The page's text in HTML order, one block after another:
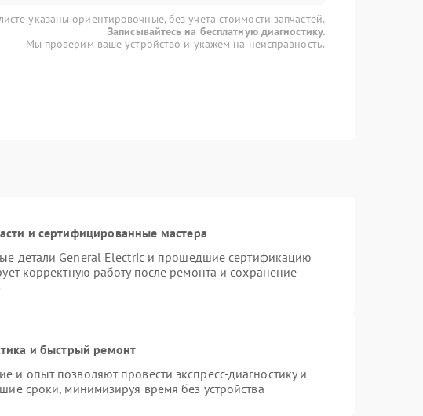
указаны ориентировочные, без учета стоимости запчастей.
Записывайтесь на бесплатную диагностику.
Мы проверим ваше устройство и укажем на неисправность.
и сертифицированные мастера
детали General Electric и прошедшие сертификацию
корректную работу после ремонта и сохранение
и быстрый ремонт
и опыт позволяют провести экспресс-диагностику и
сроки, минимизируя время без устройства